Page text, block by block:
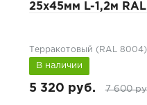
25x45мм L-1,2м
Терракотовый (RAL 8004)
В наличии
5 320 руб. 7 600